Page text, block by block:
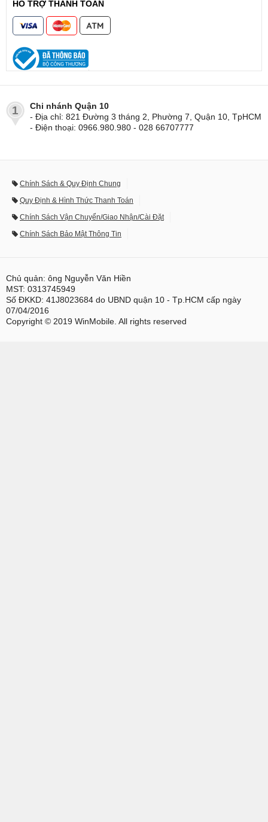
HỖ TRỢ THANH TOÁN
1
Chi nhánh Quận 10
- Địa chỉ: 821 Đường 3 tháng 2, Phường 7, Quận 10, TpHCM
- Điện thoại: 0966.980.980 - 028 66707777
Chính Sách & Quy Định Chung
Quy Định & Hình Thức Thanh Toán
Chính Sách Vận Chuyển/Giao Nhận/Cài Đặt
Chính Sách Bảo Mật Thông Tin
Chủ quản: ông Nguyễn Văn Hiền
MST: 0313745949
Số ĐKKD: 41J8023684 do UBND quận 10 - Tp.HCM cấp ngày
07/04/2016
Copyright © 2019 WinMobile. All rights reserved